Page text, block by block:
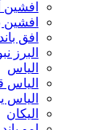
افشین
افشین
افق باند
البرز
الیاس
الیاس
الیاس
الیکان